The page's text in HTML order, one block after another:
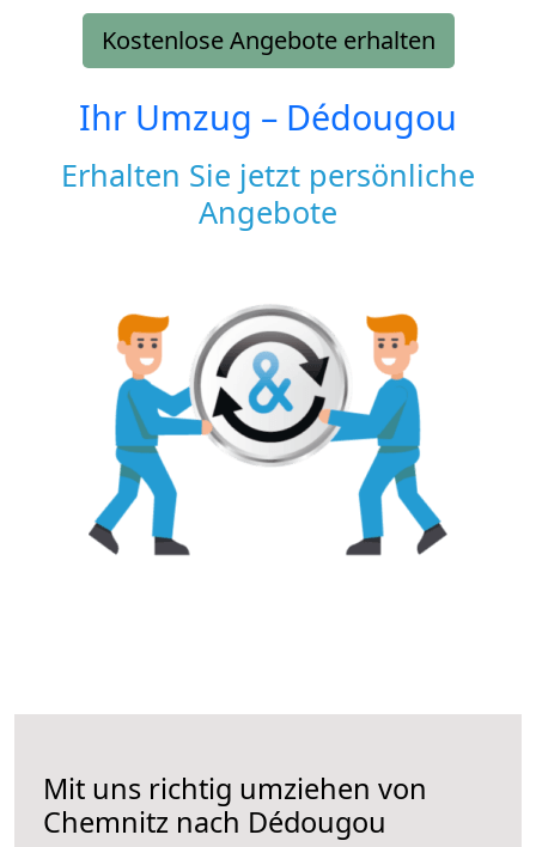
Kostenlose Angebote erhalten
Ihr Umzug – Dédougou
Erhalten Sie jetzt persönliche
Angebote
Mit uns richtig umziehen von
Chemnitz nach Dédougou